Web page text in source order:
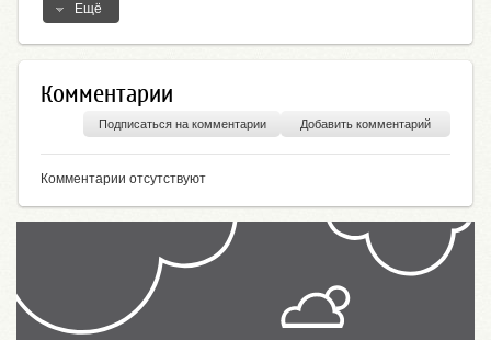
Ещё
Комментарии
Добавить комментарий
Подписаться на комментарии
Комментарии отсутствуют